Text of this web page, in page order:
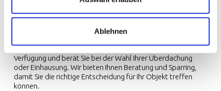
Ablehnen
Brauchen Sie Beratung?
Unser engagiertes Team von Beratern steht Ihnen gerne zur
Verfügung und berät Sie bei der Wahl Ihrer Überdachung
oder Einhausung. Wir bieten Ihnen Beratung und Sparring,
damit Sie die richtige Entscheidung für Ihr Objekt treffen
können.
Johannes S. Mauer Vertriebsleiter